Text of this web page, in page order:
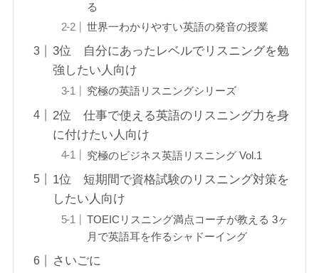
る
世界一わかりやすい英語の発音の授業
3位 自分にあったレベルでリスニングを勉
強したい人向け
究極の英語リスニングシリーズ
2位 仕事で使える英語のリスニング力を身
に付けたい人向け
究極のビジネス英語リスニング Vol.1
1位 短期間で資格試験のリスニング対策を
したい人向け
TOEICリスニング満点コーチが教える 3ヶ
月で英語耳を作るシャドーイング
さいごに